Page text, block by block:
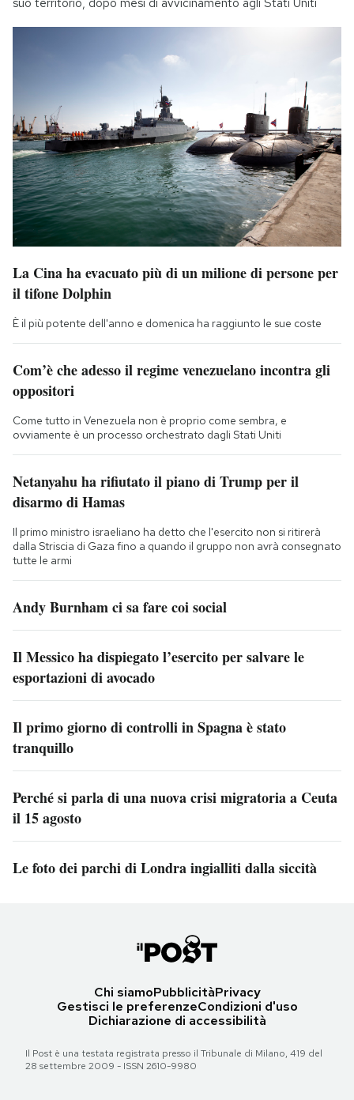
suo territorio, dopo mesi di avvicinamento agli Stati Uniti
La Cina ha evacuato più di un milione di persone per
il tifone Dolphin
È il più potente dell'anno e domenica ha raggiunto le sue coste
Com’è che adesso il regime venezuelano incontra gli
oppositori
Come tutto in Venezuela non è proprio come sembra, e
ovviamente è un processo orchestrato dagli Stati Uniti
Netanyahu ha rifiutato il piano di Trump per il
disarmo di Hamas
Il primo ministro israeliano ha detto che l'esercito non si ritirerà
dalla Striscia di Gaza fino a quando il gruppo non avrà consegnato
tutte le armi
Andy Burnham ci sa fare coi social
Il Messico ha dispiegato l’esercito per salvare le
esportazioni di avocado
Il primo giorno di controlli in Spagna è stato
tranquillo
Perché si parla di una nuova crisi migratoria a Ceuta
il 15 agosto
Le foto dei parchi di Londra ingialliti dalla siccità
Chi siamoPubblicitàPrivacy
Gestisci le preferenzeCondizioni d'uso
Dichiarazione di accessibilità
Il Post è una testata registrata presso il Tribunale di Milano, 419 del
28 settembre 2009 - ISSN 2610-9980